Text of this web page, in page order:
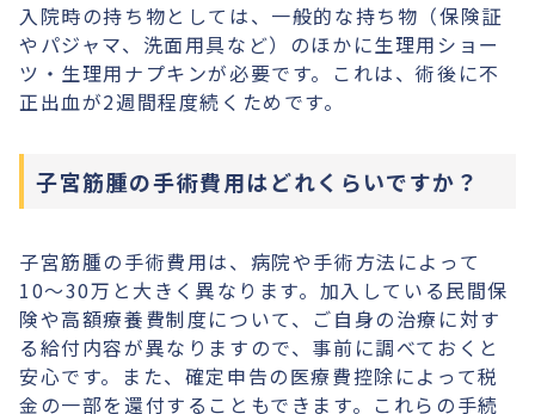
入院時の持ち物としては、一般的な持ち物（保険証
やパジャマ、洗面用具など）のほかに生理用ショー
ツ・生理用ナプキンが必要です。これは、術後に不
正出血が2週間程度続くためです。
子宮筋腫の手術費用はどれくらいですか？
子宮筋腫の手術費用は、病院や手術方法によって
10〜30万と大きく異なります。加入している民間保
険や高額療養費制度について、ご自身の治療に対す
る給付内容が異なりますので、事前に調べておくと
安心です。また、確定申告の医療費控除によって税
金の一部を還付することもできます。これらの手続